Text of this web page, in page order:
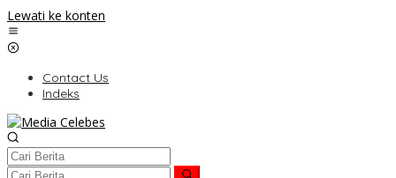
Lewati ke konten
Contact Us
Indeks